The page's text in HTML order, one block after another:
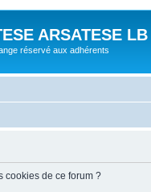
ARSATESE
réservé aux adhérents
cookies de ce forum ?